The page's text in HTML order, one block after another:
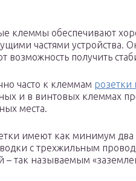
клеммы обеспечивают
частями
возможность получить
часто к клеммам розетки
и в винтовых клеммах
места.
имеют как минимум
с трехжильным
– так называемым